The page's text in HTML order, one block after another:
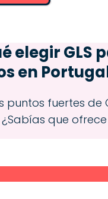
elegir GLS
en
puntos fuertes de
que